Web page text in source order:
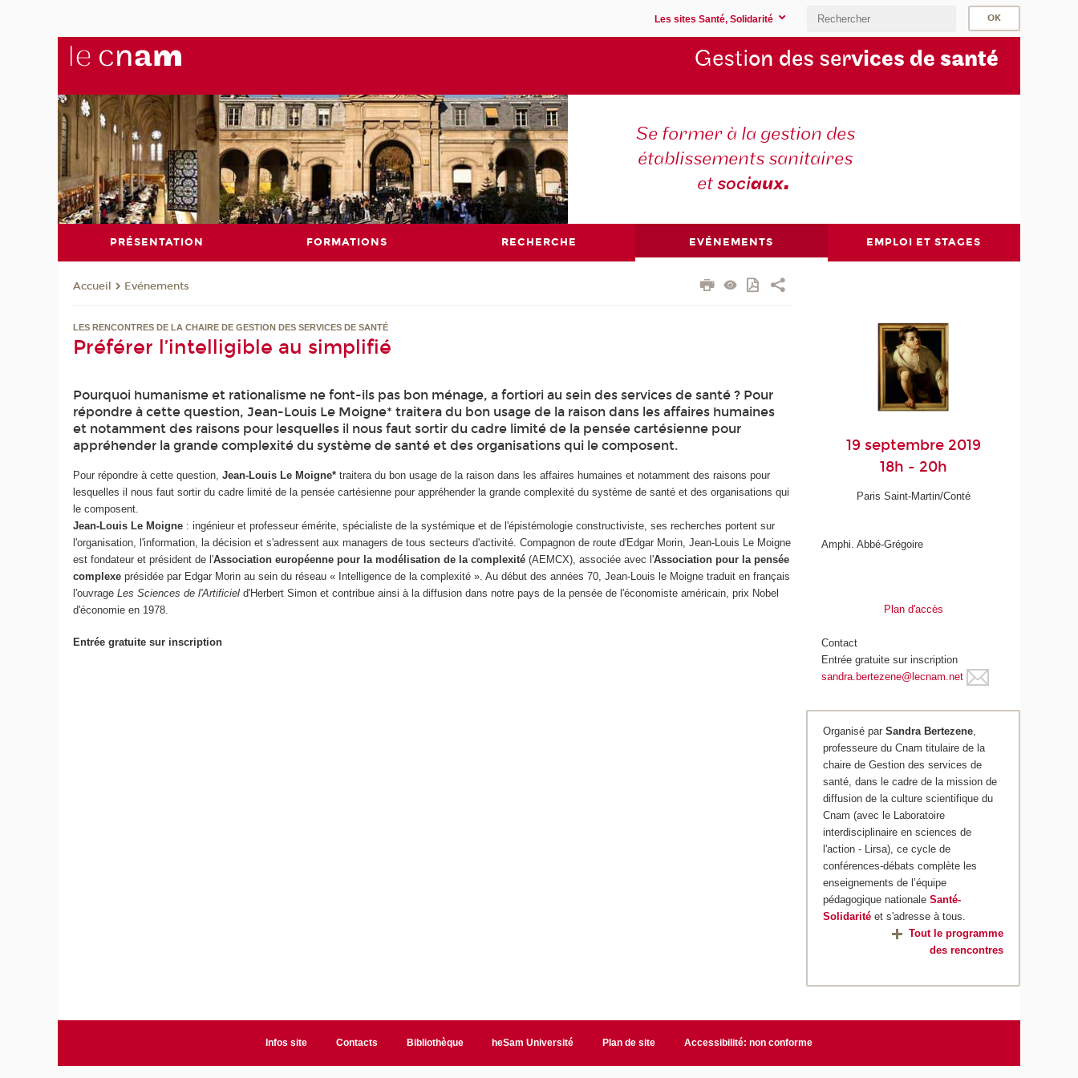
Les sites Santé, Solidarité
Gestion des services de santé
Se former à la gestion des
établissements sanitaires
etsociaux.
PRÉSENTATION FORMATIONS RECHERCHE EVÉNEMENTS EMPLOI ET STAGES
Accueil Evénements
LES RENCONTRES DE LA CHAIRE DE GESTION DES SERVICES DE SANTÉ
Préférer l’intelligible au simplifié
Pourquoi humanisme et rationalisme ne font-ils pas bon ménage, a fortiori au sein des services de santé ? Pour
répondre à cette question, Jean-Louis Le Moigne* traitera du bon usage de la raison dans les affaires humaines
et notamment des raisons pour lesquelles il nous faut sortir du cadre limité de la pensée cartésienne pour
appréhender la grande complexité du système de santé et des organisations qui le composent.
Pour répondre à cette question,Jean-Louis Le Moigne* traitera du bon usage de la raison dans les affaires humaines et notamment des raisons pour
lesquelles il nous faut sortir du cadre limité de la pensée cartésienne pour appréhender la grande complexité du système de santé et des organisations qui
le composent.
Jean-Louis Le Moigne : ingénieur et professeur émérite, spécialiste de la systémique et de l'épistémologie constructiviste, ses recherches portent sur
l'organisation, l'information, la décision et s'adressent aux managers de tous secteurs d'activité. Compagnon de route d'Edgar Morin, Jean-Louis Le Moigne
est fondateur et président de l'Association européenne pour la modélisation de la complexité(AEMCX), associée avec l'Association pour la pensée
complexe présidée par Edgar Morin au sein du réseau « Intelligence de la complexité ». Au début des années 70, Jean-Louis le Moigne traduit en français
l'ouvrageLes Sciences de l'Artificiel d'Herbert Simon et contribue ainsi à la diffusion dans notre pays de la pensée de l'économiste américain, prix Nobel
d'économie en 1978.
Entrée gratuite sur inscription
19 septembre 2019
18h - 20h
Paris Saint-Martin/Conté
Amphi. Abbé-Grégoire
Plan d'accès
Contact
Entrée gratuite sur inscription
sandra.bertezene@lecnam.net
Organisé parSandra Bertezene,
professeure du Cnam titulaire de la
chaire de Gestion des services de
santé, dans le cadre de la mission de
diffusion de la culture scientifique du
Cnam (avec le Laboratoire
interdisciplinaire en sciences de
l'action - Lirsa), ce cycle de
conférences-débats complète les
enseignements de l’équipe
pédagogique nationaleSanté-
Solidarité et s'adresse à tous.
Tout le programme
des rencontres
Infos site Contacts Bibliothèque heSam Université Plan de site Accessibilité: non conforme